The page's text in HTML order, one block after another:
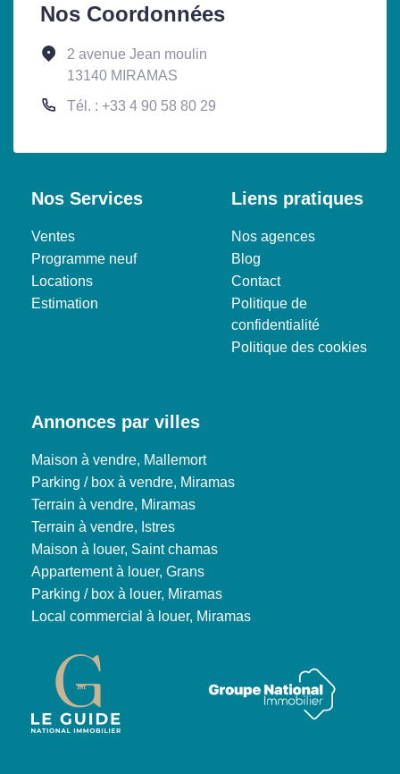
Nos Coordonnées
2 avenue Jean moulin
13140 MIRAMAS
Tél. : +33 4 90 58 80 29
Nos Services
Ventes
Programme neuf
Locations
Estimation
Liens pratiques
Nos agences
Blog
Contact
Politique de
confidentialité
Politique des cookies
Annonces par villes
Maison à vendre, Mallemort
Parking / box à vendre, Miramas
Terrain à vendre, Miramas
Terrain à vendre, Istres
Maison à louer, Saint chamas
Appartement à louer, Grans
Parking / box à louer, Miramas
Local commercial à louer, Miramas